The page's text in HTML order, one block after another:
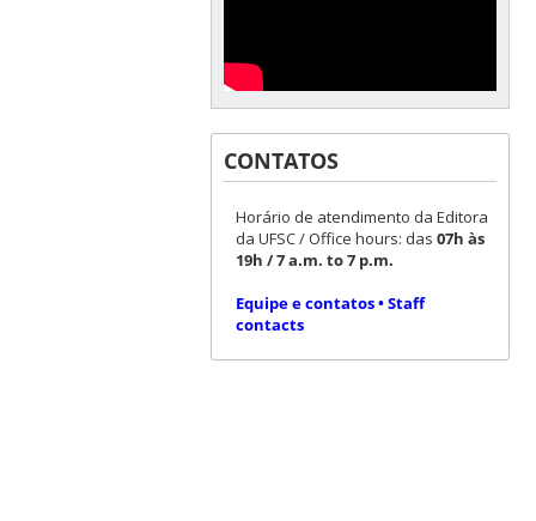
CONTATOS
Horário de atendimento da Editora
da UFSC / Office hours: das 07h às
19h / 7 a.m. to 7 p.m.
Equipe e contatos • Staff
contacts